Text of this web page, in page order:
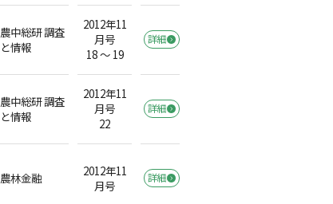
農中総研 調査
と情報
2012年11
月号
18 ～ 19
詳細
農中総研 調査
と情報
2012年11
月号
22
詳細
農林金融
2012年11
月号
詳細